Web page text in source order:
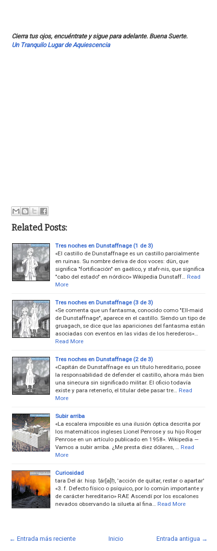
Cierra tus ojos, encuéntrate y sigue para adelante. Buena Suerte.
Un Tranquilo Lugar de Aquiescencia
Related Posts:
Tres noches en Dunstaffnage (1 de 3)
«El castillo de Dunstaffnage es un castillo parcialmente
en ruinas. Su nombre deriva de dos voces: dün, que
significa "fortificación" en gaélico, y stafr-nis, que significa
"cabo del estado" en nórdico» Wikipedia Dunstaff…
Read
More
Tres noches en Dunstaffnage (3 de 3)
«Se comenta que un fantasma, conocido como "Ell-maid
de Dunstaffnage", aparece en el castillo. Siendo un tipo de
gruagach, se dice que las apariciones del fantasma están
asociadas con eventos en las vidas de los herederos»…
Read More
Tres noches en Dunstaffnage (2 de 3)
«Capitán de Dunstaffnage es un título hereditario, posee
la responsabilidad de defender el castillo, ahora más bien
una sinecura sin significado militar. El oficio todavía
existe y para retenerlo, el titular debe pasar tre…
Read
More
Subir arriba
«La escalera imposible es una ilusión óptica descrita por
los matemáticos ingleses Lionel Penrose y su hijo Roger
Penrose en un artículo publicado en 1958». Wikipedia —
Vamos a subir arriba. ¿Me presta diez dólares, …
Read
More
Curiosidad
tara Del ár. hisp. ṭár[a]ḥ, 'acción de quitar, restar o apartar'
«3. f. Defecto físico o psíquico, por lo común importante y
de carácter hereditario» RAE Ascendí por los escalones
nevados observando la silueta al fina…
Read More
← Entrada más reciente Entrada antigua →
Inicio